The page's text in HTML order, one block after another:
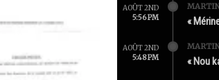
AOÛT 2ND
5:56 PM
«
AOÛT 2ND
5:48 PM
« Nou